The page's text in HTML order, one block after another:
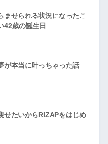
ませられる状況になったこ
42歳の誕生日
が本当に叶っちゃった話
せたいからRIZAPをはじめ